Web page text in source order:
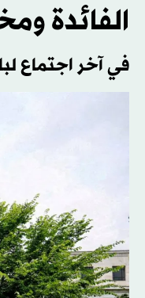
الفائدة
في آخر اجتماع